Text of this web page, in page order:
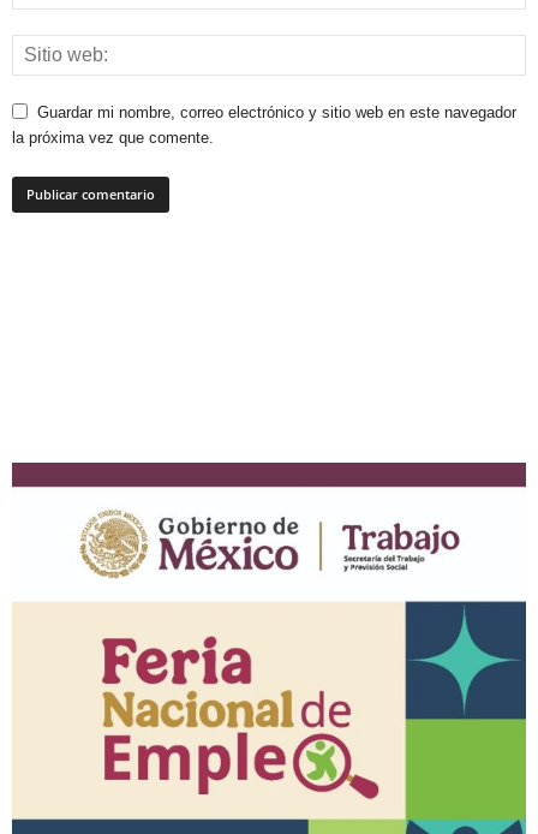
Guardar mi nombre, correo electrónico y sitio web en este navegador
la próxima vez que comente.